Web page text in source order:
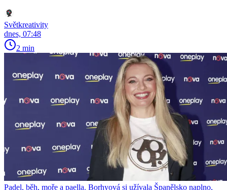
Světkreativity
dnes, 07:48
2 min
Padel, běh, moře a paella. Borhyová si užívala Španělsko naplno,